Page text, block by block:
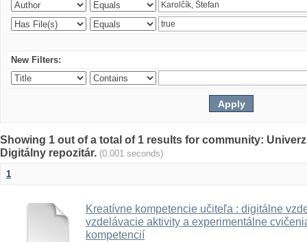
New Filters:
Showing 1 out of a total of 1 results for community:
Digitálny repozitár. (0.001 seconds)
1
Kreatívne kompetencie učiteľa : digitálne
vzdelávacie aktivity a experimentálne
kompetencií